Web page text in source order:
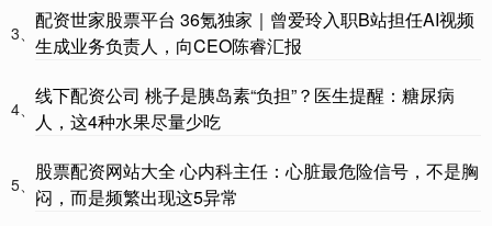
3、
配资世家股票平台 36氪独家｜曾爱玲入职B站担任AI视频
生成业务负责人，向CEO陈睿汇报
4、
线下配资公司 桃子是胰岛素“负担”？医生提醒：糖尿病
人，这4种水果尽量少吃
5、
股票配资网站大全 心内科主任：心脏最危险信号，不是胸
闷，而是频繁出现这5异常